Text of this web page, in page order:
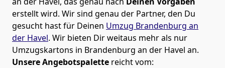
erstellt wird. Wir sind genau der Partner, den Du
gesucht hast für Deinen Umzug Brandenburg an
der Havel. Wir bieten Dir weitaus mehr als nur
Umzugskartons in Brandenburg an der Havel an.
Unsere Angebotspalette reicht vom: